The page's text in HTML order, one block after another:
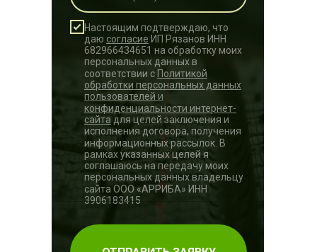
Настоящим подтверждаю, что
даю согласие ИП Рязанов ИНН
682966434651 на обработку моих
персональных данных в
соответствии с Политикой
обработки персональных данных
пользователей и
конфиденциальности интернет-
сайта для целей заключения и
исполнения договора, получения
информационных рассылок. В
рамках указанных целей я
соглашаюсь на передачу моих
персональных данных владельцу
сайта ООО «АРРИБА» ИНН
3906183415